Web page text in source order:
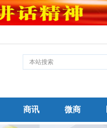
商讯 微商